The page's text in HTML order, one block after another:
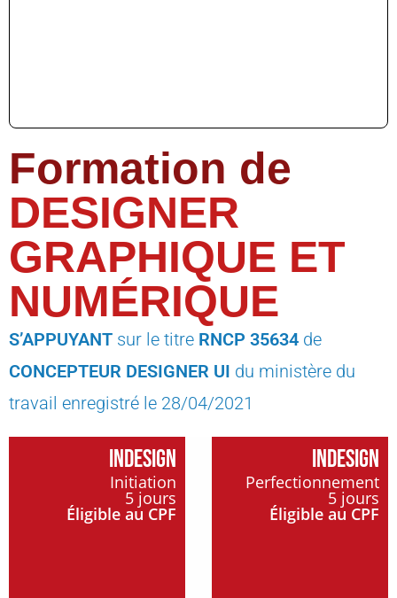
Formation de
DESIGNER
GRAPHIQUE ET
NUMÉRIQUE
S’APPUYANT sur le titre RNCP 35634 de
CONCEPTEUR DESIGNER UI du ministère du
travail enregistré le 28/04/2021
INDESIGN
Initiation
5 jours
Éligible au CPF
INDESIGN
Perfectionnement
5 jours
Éligible au CPF